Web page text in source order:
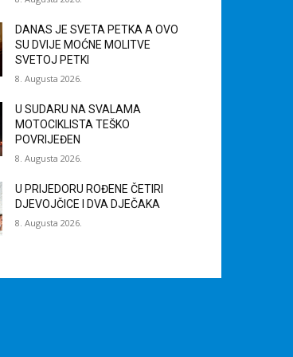
DANAS JE SVETA PETKA A OVO
SU DVIJE MOĆNE MOLITVE
SVETOJ PETKI
8. Augusta 2026.
U SUDARU NA SVALAMA
MOTOCIKLISTA TEŠKO
POVRIJEĐEN
8. Augusta 2026.
U PRIJEDORU ROĐENE ČETIRI
DJEVOJČICE I DVA DJEČAKA
8. Augusta 2026.